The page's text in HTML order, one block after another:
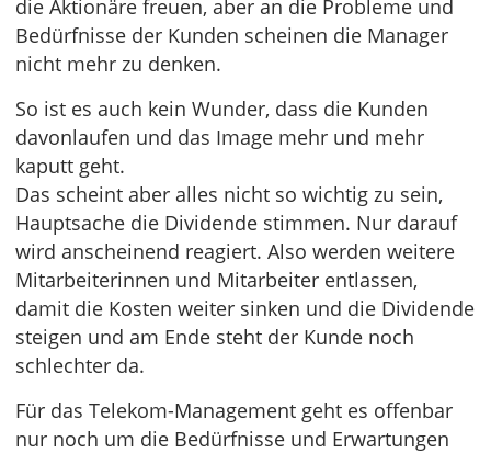
die Aktionäre freuen, aber an die Probleme und
Bedürfnisse der Kunden scheinen die Manager
nicht mehr zu denken.
So ist es auch kein Wunder, dass die Kunden
davonlaufen und das Image mehr und mehr
kaputt geht.
Das scheint aber alles nicht so wichtig zu sein,
Hauptsache die Dividende stimmen. Nur darauf
wird anscheinend reagiert. Also werden weitere
Mitarbeiterinnen und Mitarbeiter entlassen,
damit die Kosten weiter sinken und die Dividende
steigen und am Ende steht der Kunde noch
schlechter da.
Für das Telekom-Management geht es offenbar
nur noch um die Bedürfnisse und Erwartungen